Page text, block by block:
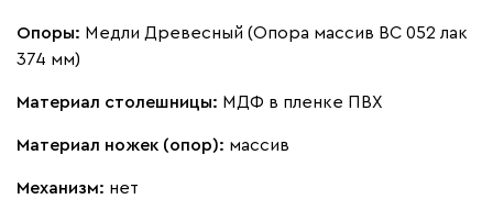
Опоры: Медли Древесный (Опора массив ВС 052 лак
374 мм)
Материал столешницы: МДФ в пленке ПВХ
Материал ножек (опор): массив
Механизм: нет